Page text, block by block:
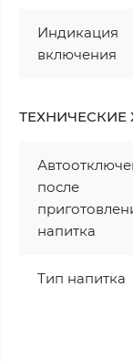
Индикация
включения
ТЕХНИЧЕСКИЕ
после
напитка
Тип напитка